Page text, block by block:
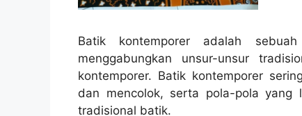
Batik kontemporer adalah
menggabungkan unsur-unsur
kontemporer. Batik kontemporer
dan mencolok, serta pola-pola
tradisional batik.